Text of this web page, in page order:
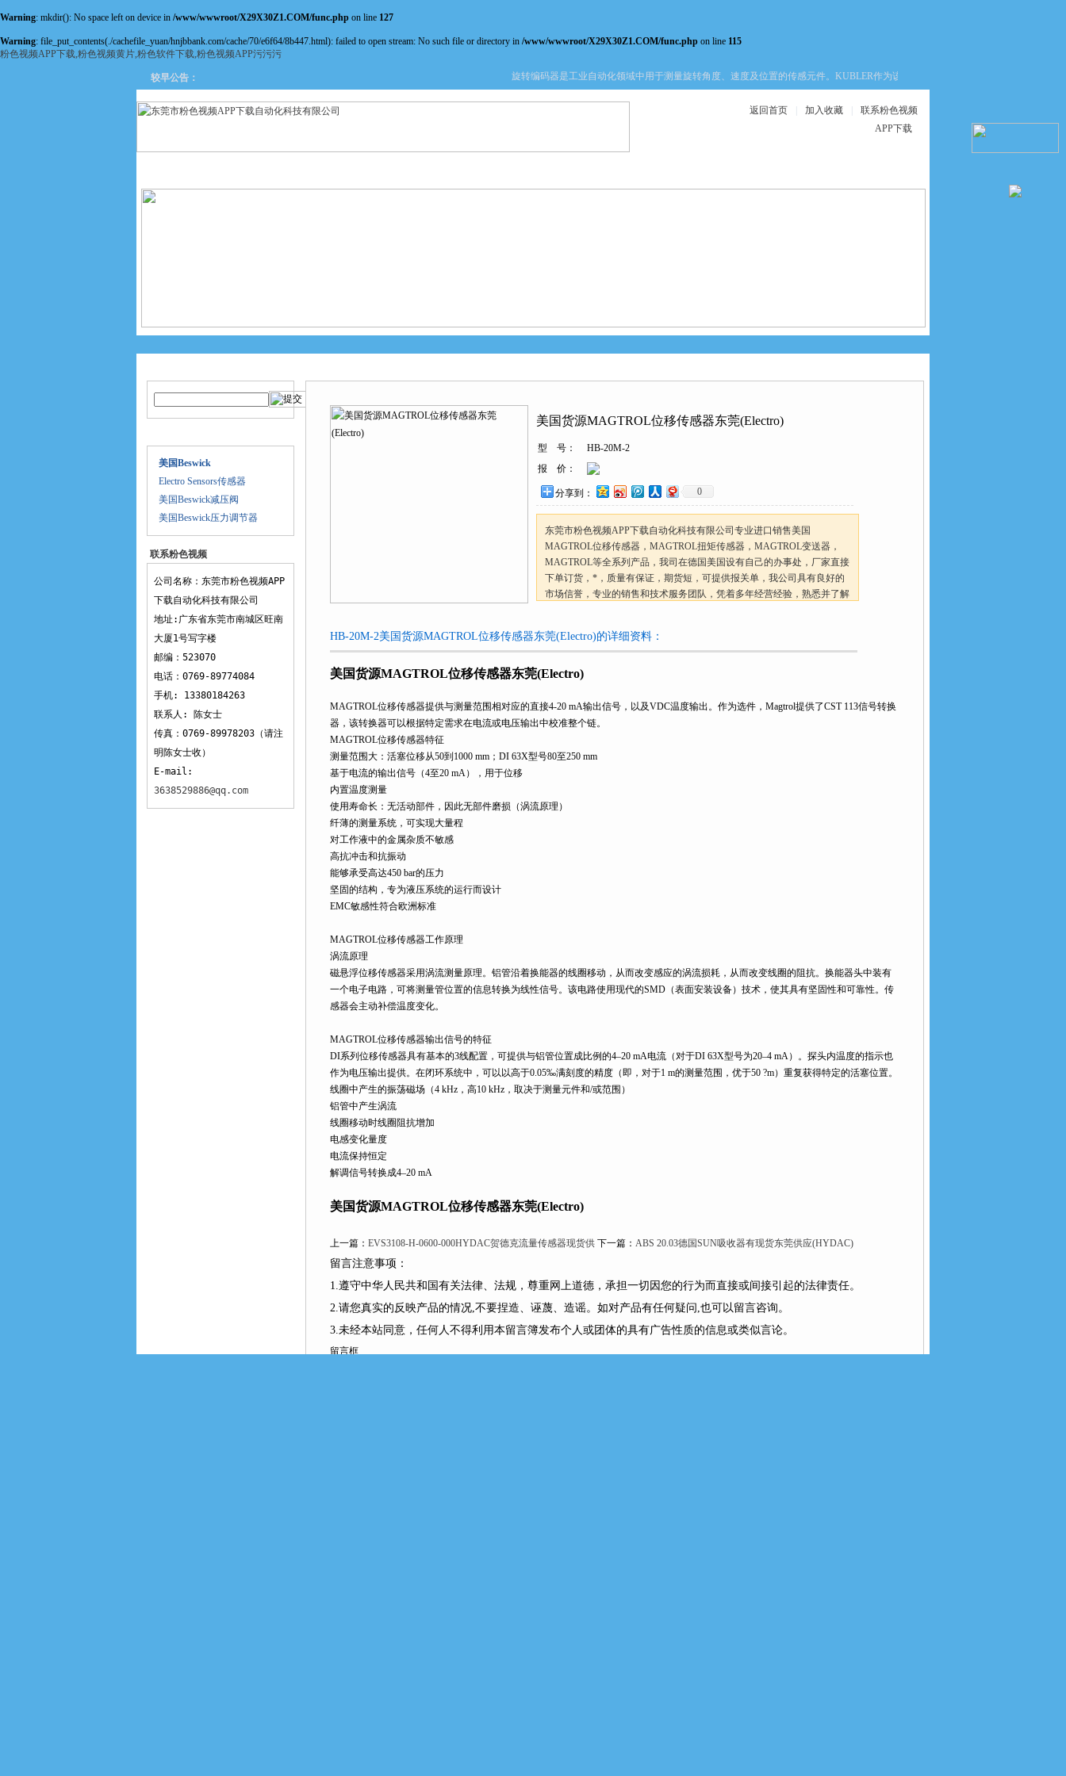
Warning: mkdir(): No space left on device in /www/wwwroot/X29X30Z1.COM/func.php on line 127
Warning: file_put_contents(./cachefile_yuan/hnjbbank.com/cache/70/e6f64/8b447.html): failed to open stream: No such file or directory in /www/wwwroot/X29X30Z1.COM/func.php on line 115
粉色视频APP下载,粉色视频黄片,粉色软件下载,粉色视频APP污污污
较早公告： 旋转编码器是工业自动化领域中用于测量旋转角度、速度及位置的传感元件。KUBLER作为该领域的一个品牌，其产品线覆盖了增
返回首页 加入收藏
联系粉色视频
APP下载
下载 下载
美国Beswick
Electro Sensors传感器
美国Beswick减压阀
美国Beswick压力调节器
联系粉色视频
APP下载
公司名称：东莞市粉色视频APP
下载自动化科技有限公司
地址:广东省东莞市南城区旺南
大厦1号写字楼
邮编：523070
电话：0769-89774084
手机: 13380184263
联系人: 陈女士
传真：0769-89978203（请注
明陈女士收）
E-mail:
3638529886@qq.com
美国货源MAGTROL位移传感器东莞(Electro)
型 号：
HB-20M-2
报 价：
分享到： 0
东莞市粉色视频APP下载自动化科技有限公司专业进口销售美国
MAGTROL位移传感器，MAGTROL扭矩传感器，MAGTROL变送器，
MAGTROL等全系列产品，我司在德国美国设有自己的办事处，厂家直接
下单订货，*，质量有保证，期货短，可提供报关单，我公司具有良好的
市场信誉，专业的销售和技术服务团队，凭着多年经营经验，熟悉并了解
HB-20M-2美国货源MAGTROL位移传感器东莞(Electro)的详细资料：
美国货源MAGTROL位移传感器东莞(Electro)
MAGTROL位移传感器提供与测量范围相对应的直接4-20 mA输出信号，以及VDC温度输出。作为选件，Magtrol提供了CST 113信号转换
器，该转换器可以根据特定需求在电流或电压输出中校准整个链。
MAGTROL位移传感器特征
测量范围大：活塞位移从50到1000 mm；DI 63X型号80至250 mm
基于电流的输出信号（4至20 mA），用于位移
内置温度测量
使用寿命长：无活动部件，因此无部件磨损（涡流原理）
纤薄的测量系统，可实现大量程
对工作液中的金属杂质不敏感
高抗冲击和抗振动
能够承受高达450 bar的压力
坚固的结构，专为液压系统的运行而设计
EMC敏感性符合欧洲标准
MAGTROL位移传感器工作原理
涡流原理
磁悬浮位移传感器采用涡流测量原理。铝管沿着换能器的线圈移动，从而改变感应的涡流损耗，从而改变线圈的阻抗。换能器头中装有
一个电子电路，可将测量管位置的信息转换为线性信号。该电路使用现代的SMD（表面安装设备）技术，使其具有坚固性和可靠性。传
感器会主动补偿温度变化。
MAGTROL位移传感器输出信号的特征
DI系列位移传感器具有基本的3线配置，可提供与铝管位置成比例的4–20 mA电流（对于DI 63X型号为20–4 mA）。探头内温度的指示也
作为电压输出提供。在闭环系统中，可以以高于0.05‰满刻度的精度（即，对于1 m的测量范围，优于50 ?m）重复获得特定的活塞位置。
线圈中产生的振荡磁场（4 kHz，高10 kHz，取决于测量元件和/或范围）
铝管中产生涡流
线圈移动时线圈阻抗增加
电感变化量度
电流保持恒定
解调信号转换成4–20 mA
美国货源MAGTROL位移传感器东莞(Electro)
上一篇： EVS3108-H-0600-000HYDAC贺德克流量传感器现货供 下一篇： ABS 20.03德国SUN吸收器有现货东莞供应(HYDAC)
留言注意事项：
1.遵守中华人民共和国有关法律、法规，尊重网上道德，承担一切因您的行为而直接或间接引起的法律责任。
2.请您真实的反映产品的情况,不要捏造、诬蔑、造谣。如对产品有任何疑问,也可以留言咨询。
3.未经本站同意，任何人不得利用本留言簿发布个人或团体的具有广告性质的信息或类似言论。
留言框